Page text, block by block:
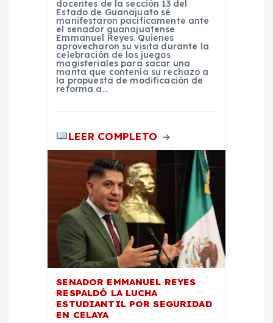
docentes de la sección 13 del
Estado de Guanajuato sé
manifestaron pacíficamente ante
el senador guanajuatense
Emmanuel Reyes. Quienes
aprovecharon su visita durante la
celebración de los juegos
magisteriales para sacar una
manta que contenía su rechazo a
la propuesta de modificación de
reforma a…
LEER COMPLETO
SENADOR EMMANUEL REYES
RESPALDÓ LA LUCHA
ESTUDIANTIL POR SEGURIDAD
EN CELAYA